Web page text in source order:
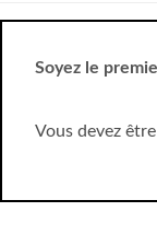
Soyez le
Vous devez être